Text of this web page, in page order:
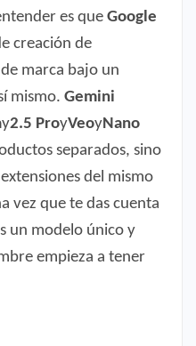
es que Google
creación de
marca bajo un
mismo. Gemini
y2.5 ProyVeoyNano
separados, sino
del mismo
vez que te das cuenta
un modelo único y
empieza a tener